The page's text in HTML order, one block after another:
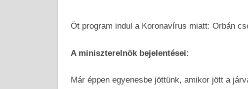
Öt program indul a Koronavírus miatt: Orbán
A miniszterelnök bejelentései:
Már éppen egyenesbe jöttünk, amikor jött a